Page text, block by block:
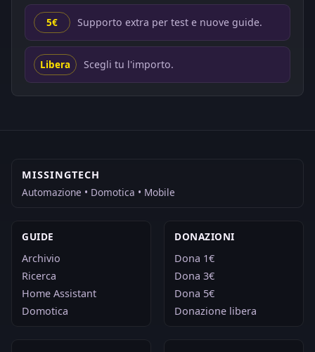
5€ Supporto extra per test e nuove guide.
Libera Scegli tu l'importo.
MISSINGTECH
Automazione • Domotica • Mobile
GUIDE
Archivio
Ricerca
Home Assistant
Domotica
DONAZIONI
Dona 1€
Dona 3€
Dona 5€
Donazione libera